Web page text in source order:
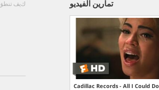
كيف تنطق amigo بالإنجليزية تمارين الفيديو
Cadillac Records - All I Could